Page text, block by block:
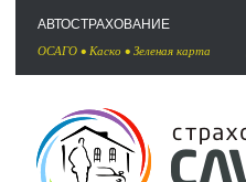
АВТОСТРАХОВАНИЕ
ОСАГО • Каско • Зеленая карта